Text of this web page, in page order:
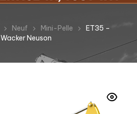
Neuf Mini-Pelle
ET35 –
Wacker Neuson